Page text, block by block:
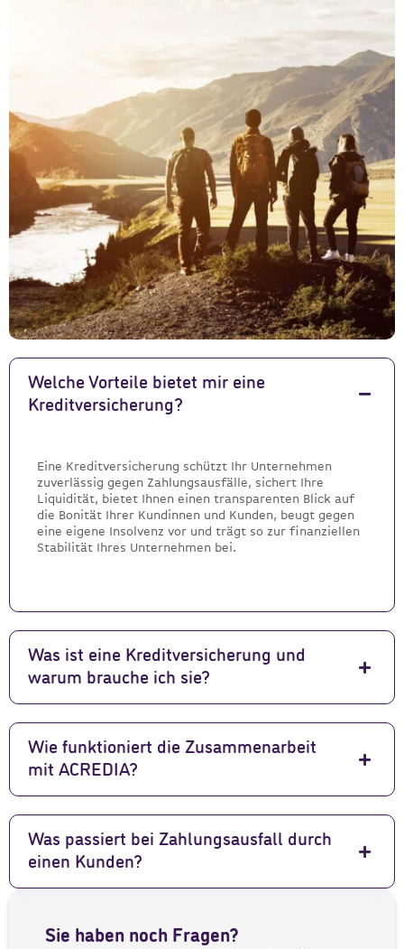
Welche Vorteile bietet mir eine
Kreditversicherung?
Eine Kreditversicherung schützt Ihr Unternehmen
zuverlässig gegen Zahlungsausfälle, sichert Ihre
Liquidität, bietet Ihnen einen transparenten Blick auf
die Bonität Ihrer Kundinnen und Kunden, beugt gegen
eine eigene Insolvenz vor und trägt so zur finanziellen
Stabilität Ihres Unternehmen bei.
Was ist eine Kreditversicherung und
warum brauche ich sie?
Wie funktioniert die Zusammenarbeit
mit ACREDIA?
Was passiert bei Zahlungsausfall durch
einen Kunden?
Sie haben noch Fragen?